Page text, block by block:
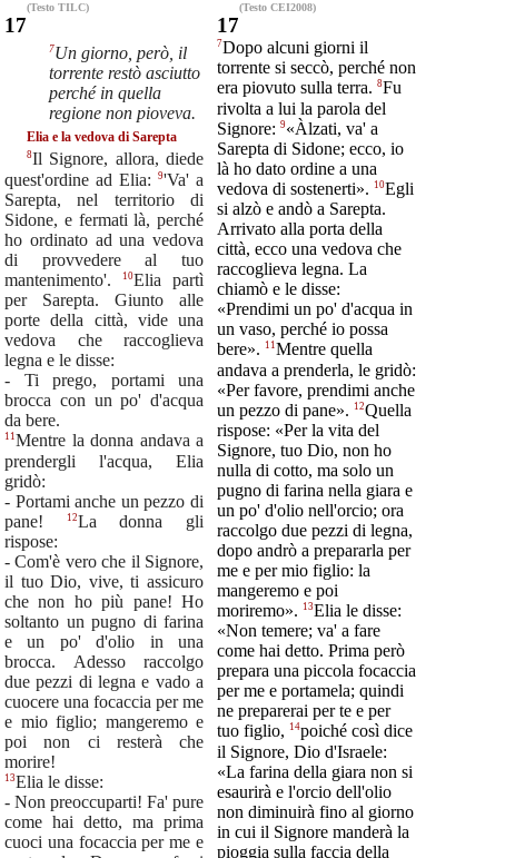
(Testo TILC)
17
7Un giorno, però, il
torrente restò asciutto
perché in quella
regione non pioveva.
Elia e la vedova di Sarepta
8Il Signore, allora, diede
quest'ordine ad Elia:
9'Va' a
Sarepta, nel territorio di
Sidone, e fermati là, perché
ho ordinato ad una vedova
di provvedere al tuo
mantenimento'.
10Elia partì
per Sarepta. Giunto alle
porte della città, vide una
vedova che raccoglieva
legna e le disse:
- Ti prego, portami una
brocca con un po' d'acqua
da bere.
11Mentre la donna andava a
prendergli l'acqua, Elia
gridò:
- Portami anche un pezzo di
pane!
12La donna gli
rispose:
- Com'è vero che il Signore,
il tuo Dio, vive, ti assicuro
che non ho più pane! Ho
soltanto un pugno di farina
e un po' d'olio in una
brocca. Adesso raccolgo
due pezzi di legna e vado a
cuocere una focaccia per me
e mio figlio; mangeremo e
poi non ci resterà che
morire!
13Elia le disse:
- Non preoccuparti! Fa' pure
come hai detto, ma prima
cuoci una focaccia per me e
(Testo CEI2008)
17
7Dopo alcuni giorni il
torrente si seccò, perché non
era piovuto sulla terra. 8Fu
rivolta a lui la parola del
Signore: 9«Àlzati, va' a
Sarepta di Sidone; ecco, io
là ho dato ordine a una
vedova di sostenerti». 10Egli
si alzò e andò a Sarepta.
Arrivato alla porta della
città, ecco una vedova che
raccoglieva legna. La
chiamò e le disse:
«Prendimi un po' d'acqua in
un vaso, perché io possa
bere». 11Mentre quella
andava a prenderla, le gridò:
«Per favore, prendimi anche
un pezzo di pane». 12Quella
rispose: «Per la vita del
Signore, tuo Dio, non ho
nulla di cotto, ma solo un
pugno di farina nella giara e
un po' d'olio nell'orcio; ora
raccolgo due pezzi di legna,
dopo andrò a prepararla per
me e per mio figlio: la
mangeremo e poi
moriremo». 13Elia le disse:
«Non temere; va' a fare
come hai detto. Prima però
prepara una piccola focaccia
per me e portamela; quindi
ne preparerai per te e per
tuo figlio, 14poiché così dice
il Signore, Dio d'Israele:
«La farina della giara non si
esaurirà e l'orcio dell'olio
non diminuirà fino al giorno
in cui il Signore manderà la
pioggia sulla faccia della